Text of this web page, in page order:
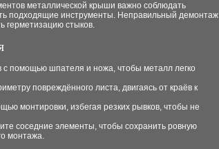
металлической крыши важно соблюдать
подходящие инструменты. Неправильный демонтаж
герметизацию стыков.
помощью шпателя и ножа, чтобы металл легко
повреждённого листа, двигаясь от краёв к
монтировки, избегая резких рывков, чтобы не
соседние элементы, чтобы сохранить ровную
монтажа.